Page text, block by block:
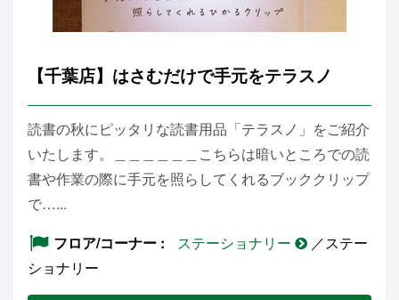
【千葉店】はさむだけで手元をテラスノ
読書の秋にピッタリな読書用品「テラスノ」をご紹介
いたします。＿＿＿＿＿＿こちらは暗いところでの読
書や作業の際に手元を照らしてくれるブッククリップ
で…...
フロア/コーナー
ステーショナリー
／ステー
ショナリー